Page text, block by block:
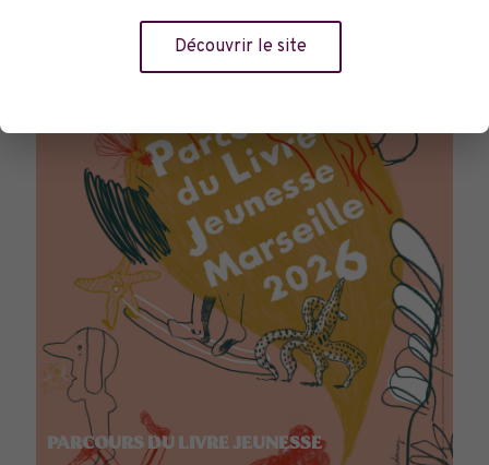
PARCOURS DU LIVRE JEUNESSE
Découvrir le site